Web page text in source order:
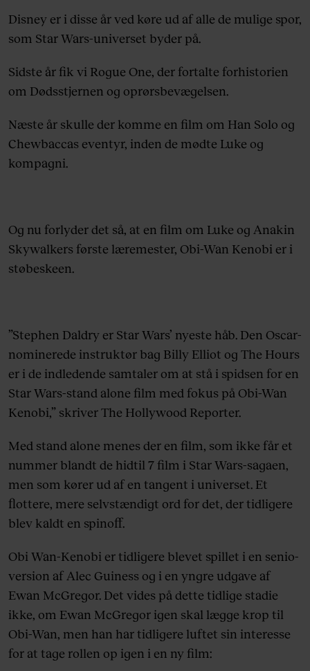
Disney er i disse år ved køre ud af alle de mulige spor,
som Star Wars-universet byder på.
Sidste år fik vi Rogue One, der fortalte forhistorien
om Dødsstjernen og oprørsbevægelsen.
Næste år skulle der komme en film om Han Solo og
Chewbaccas eventyr, inden de mødte Luke og
kompagni.
Og nu forlyder det så, at en film om Luke og Anakin
Skywalkers første læremester, Obi-Wan Kenobi er i
støbeskeen.
”Stephen Daldry er Star Wars’ nyeste håb. Den Oscar-
nominerede instruktør bag Billy Elliot og The Hours
er i de indledende samtaler om at stå i spidsen for en
Star Wars-stand alone film med fokus på Obi-Wan
Kenobi,” skriver The Hollywood Reporter.
Med stand alone menes der en film, som ikke får et
nummer blandt de hidtil 7 film i Star Wars-sagaen,
men som kører ud af en tangent i universet. Et
flottere, mere selvstændigt ord for det, der tidligere
blev kaldt en spinoff.
Obi Wan-Kenobi er tidligere blevet spillet i en senio-
version af Alec Guiness og i en yngre udgave af
Ewan McGregor. Det vides på dette tidlige stadie
ikke, om Ewan McGregor igen skal lægge krop til
Obi-Wan, men han har tidligere luftet sin interesse
for at tage rollen op igen i en ny film: